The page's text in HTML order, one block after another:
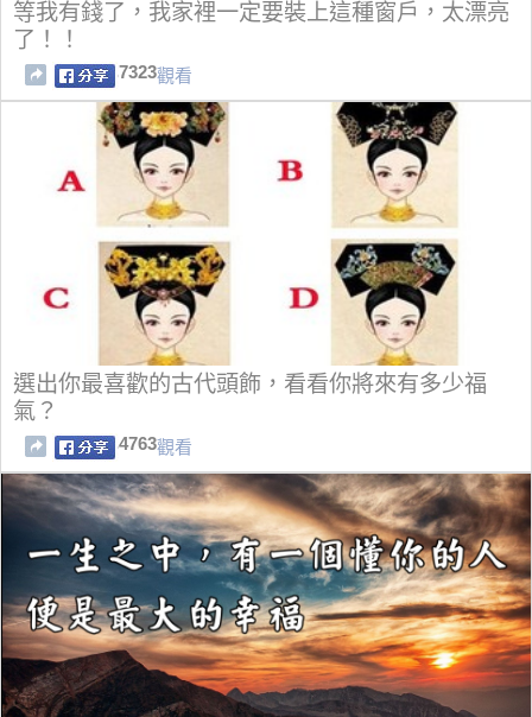
等我有錢了，我家裡一定要裝上這種窗戶，太漂亮
了！！
7323觀看
選出你最喜歡的古代頭飾，看看你將來有多少福
氣？
4763觀看